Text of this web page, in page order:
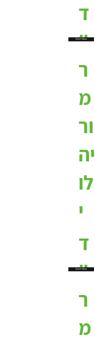
ד
"
ר
מ
ור
יה
לו
י
Start Now
ד
"
ר
מ
Start Now